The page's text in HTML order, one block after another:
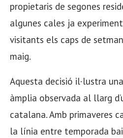
propietaris de segones
algunes cales ja
visitants els caps de
maig.
Aquesta decisió il·lustra
àmplia observada al llarg
catalana. Amb primaveres
la línia entre temporada